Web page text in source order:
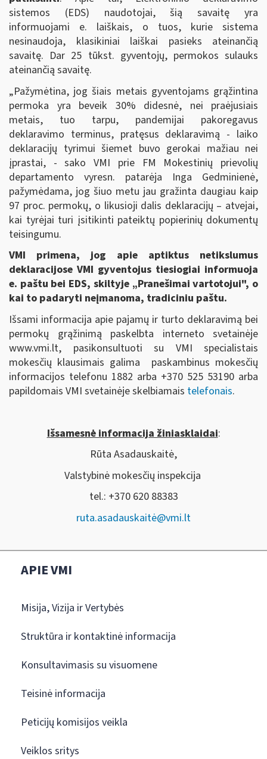
sistemos (EDS) naudotojai, šią savaitę yra
informuojami e. laiškais, o tuos, kurie sistema
nesinaudoja, klasikiniai laiškai pasieks ateinančią
savaitę. Dar 25 tūkst. gyventojų, permokos sulauks
ateinančią savaitę.
„Pažymėtina, jog šiais metais gyventojams grąžintina
permoka yra beveik 30% didesnė, nei praėjusiais
metais, tuo tarpu, pandemijai pakoregavus
deklaravimo terminus, pratęsus deklaravimą - laiko
deklaracijų tyrimui šiemet buvo gerokai mažiau nei
įprastai, - sako VMI prie FM Mokestinių prievolių
departamento vyresn. patarėja Inga Gedminienė,
pažymėdama, jog šiuo metu jau gražinta daugiau kaip
97 proc. permokų, o likusioji dalis deklaracijų – atvejai,
kai tyrėjai turi įsitikinti pateiktų popierinių dokumentų
teisingumu.
VMI primena, jog apie aptiktus netikslumus
deklaracijose VMI gyventojus tiesiogiai informuoja
e. paštu bei EDS, skiltyje „Pranešimai vartotojui", o
kai to padaryti neįmanoma, tradiciniu paštu.
Išsami informacija apie pajamų ir turto deklaravimą bei
permokų grąžinimą paskelbta interneto svetainėje
www.vmi.lt, pasikonsultuoti su VMI specialistais
mokesčių klausimais galima paskambinus mokesčių
informacijos telefonu 1882 arba +370 525 53190 arba
papildomais VMI svetainėje skelbiamais telefonais.
Išsamesnė informacija žiniasklaidai:
Rūta Asadauskaitė,
Valstybinė mokesčių inspekcija
tel.: +370 620 88383
ruta.asadauskaitė@vmi.lt
APIE VMI
Misija, Vizija ir Vertybės
Struktūra ir kontaktinė informacija
Konsultavimasis su visuomene
Teisinė informacija
Peticijų komisijos veikla
Veiklos sritys